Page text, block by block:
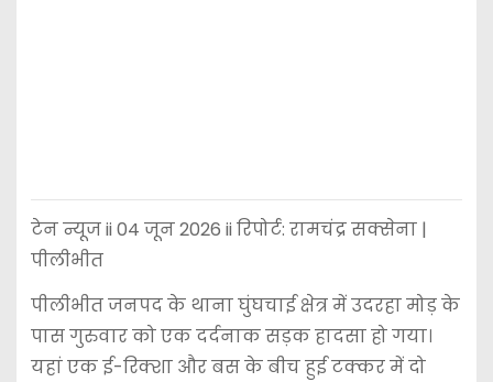
टेन न्यूज ii 04 जून 2026 ii रिपोर्ट: रामचंद्र सक्सेना |
पीलीभीत
पीलीभीत जनपद के थाना घुंघचाई क्षेत्र में उदरहा मोड़ के
पास गुरुवार को एक दर्दनाक सड़क हादसा हो गया।
यहां एक ई-रिक्शा और बस के बीच हुई टक्कर में दो